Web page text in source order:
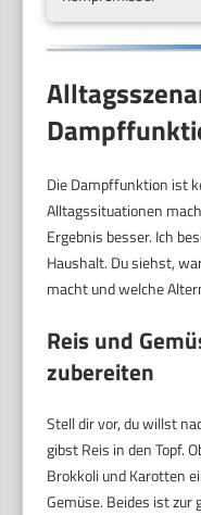
Die Dampffunktion ist
Alltagssituationen
Ergebnis besser. Ich
Haushalt. Du siehst,
macht und welche
Reis und
zubereiten
Stell dir vor, du willst
gibst Reis in den Topf.
Brokkoli und Karotten
Gemüse. Beides ist